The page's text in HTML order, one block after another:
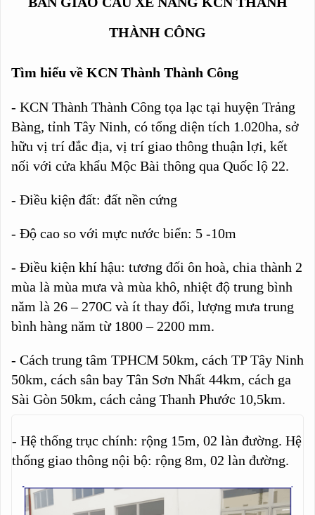
THÀNH CÔNG
Tìm hiểu về KCN Thành Thành Công
- KCN Thành Thành Công tọa lạc tại huyện Trảng
Bàng, tỉnh Tây Ninh, có tổng diện tích 1.020ha, sở
hữu vị trí đắc địa, vị trí giao thông thuận lợi, kết
nối với cửa khẩu Mộc Bài thông qua Quốc lộ 22.
- Điều kiện đất: đất nền cứng
- Độ cao so với mực nước biển: 5 -10m
- Điều kiện khí hậu: tương đối ôn hoà, chia thành 2
mùa là mùa mưa và mùa khô, nhiệt độ trung bình
năm là 26 – 270C và ít thay đổi, lượng mưa trung
bình hàng năm từ 1800 – 2200 mm.
- Cách trung tâm TPHCM 50km, cách TP Tây Ninh
50km, cách sân bay Tân Sơn Nhất 44km, cách ga
Sài Gòn 50km, cách cảng Thanh Phước 10,5km.
- Hệ thống trục chính: rộng 15m, 02 làn đường. Hệ
thống giao thông nội bộ: rộng 8m, 02 làn đường.